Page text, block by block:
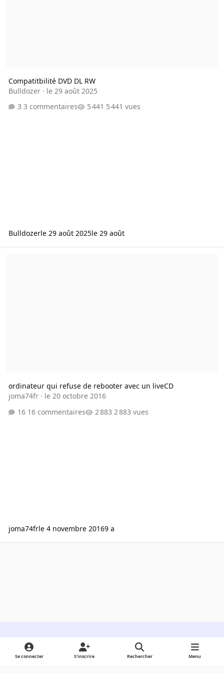
Compatitbilité DVD DL RW
Bulldozer· le 29 août 2025
3 commentaires
5 441 vues
Bulldozerle 29 août 2025le 29 août
ordinateur qui refuse de rebooter avec un liveCD
joma74fr· le 20 octobre 2016
16 commentaires
2 883 vues
joma74frle 4 novembre 20169 a
Light ModeDark ModeSystem Preference
Se connecter S’inscrire Rechercher Menu